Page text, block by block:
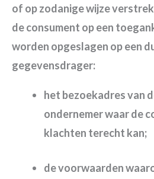
of op zodanige wijze
de consument op een
worden opgeslagen op een
gegevensdrager:
het bezoekadres van
ondernemer waar de
klachten terecht kan;
de voorwaarden